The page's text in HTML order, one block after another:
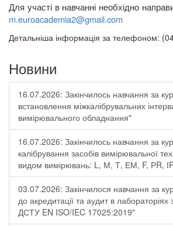
Для участі в навчанні необхідно
m.euroacademia2@gmail.com
Детальніша інформація за телефоном:
Новини
16.07.2026: Закінчилось навчання за
встановлення міжкалібрувальних
вимірювального обладнання"
16.07.2026: Закінчилось навчання за
калібрування засобів вимірювальної
видом вимірювань: L, М, Т, ЕМ, F, РR,
03.07.2026: Закінчилося навчання за
до акредитації та аудит в лабораторіях
ДСТУ EN ISO/IEC 17025:2019"